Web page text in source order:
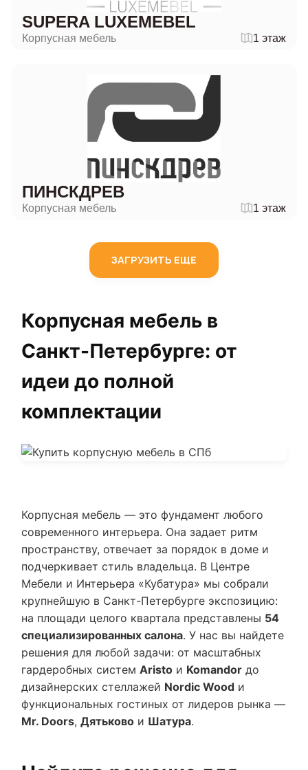
SUPERA LUXEMEBEL
Корпусная мебель 1 этаж
ПИНСКДРЕВ
Корпусная мебель 1 этаж
ЗАГРУЗИТЬ ЕЩЕ
Корпусная мебель в
Санкт-Петербурге: от
идеи до полной
комплектации
Корпусная мебель — это фундамент любого
современного интерьера. Она задает ритм
пространству, отвечает за порядок в доме и
подчеркивает стиль владельца. В Центре
Мебели и Интерьера «Кубатура» мы собрали
крупнейшую в Санкт-Петербурге экспозицию:
на площади целого квартала представлены 54
специализированных салона. У нас вы найдете
решения для любой задачи: от масштабных
гардеробных систем Aristo и Komandor до
дизайнерских стеллажей Nordic Wood и
функциональных гостиных от лидеров рынка —
Mr. Doors, Дятьково и Шатура.